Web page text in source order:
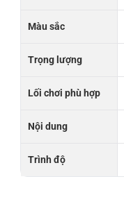
Màu sắc
Trọng lượng
Lối chơi phù hợp
Nội dung
Trình độ